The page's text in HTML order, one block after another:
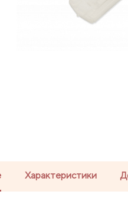
Характеристики